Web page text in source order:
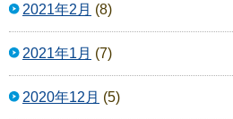
2021年2月 (8)
2021年1月 (7)
2020年12月 (5)